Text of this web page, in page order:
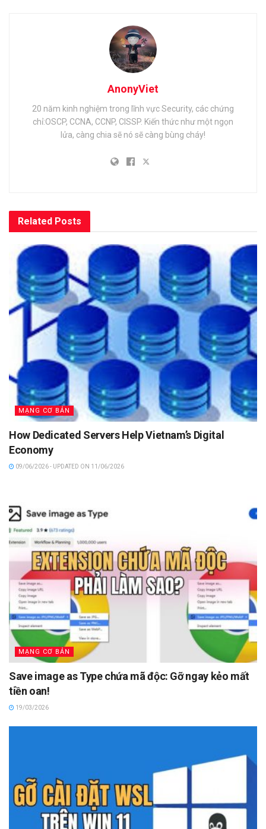
AnonyViet
20 năm kinh nghiệm trong lĩnh vực Security, các chứng
chỉ:OSCP, CCNA, CCNP, CISSP. Kiến thức như một ngọn
lửa, càng chia sẽ nó sẽ càng bùng cháy!
Related Posts
MẠNG CƠ BẢN
How Dedicated Servers Help Vietnam’s Digital
Economy
09/06/2026 - UPDATED ON 11/06/2026
MẠNG CƠ BẢN
Save image as Type chứa mã độc: Gỡ ngay kẻo mất
tiền oan!
19/03/2026